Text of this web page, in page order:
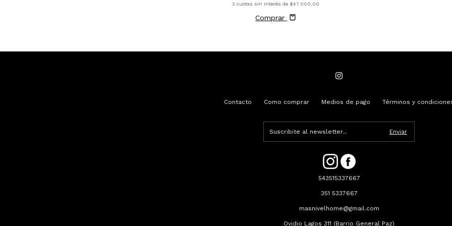
3 cuotas sin interés de $47.000,00
Comprar
Contacto Como comprar Medios de pago Términos y
543515337667
351 5337667
masnivelhome@gmail.com
Ovidio Lagos 311 (Barrio General Paz)